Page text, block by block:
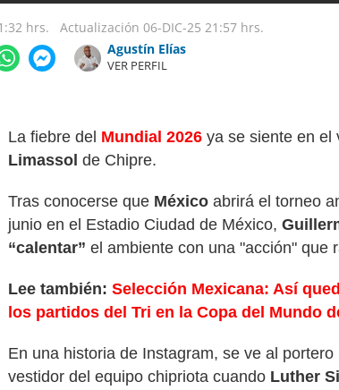
hrs. Actualización 06-DIC-25 21:57 hrs.
Agustín Elías
VER PERFIL
La fiebre del Mundial 2026 ya se siente en el
Limassol de Chipre.
Tras conocerse que México abrirá el torneo
junio en el Estadio Ciudad de México,
“calentar” el ambiente con una "acción" que
Lee también: Selección Mexicana: Así
los partidos del Tri en la Copa del Mundo
En una historia de Instagram, se ve al portero
vestidor del equipo chipriota cuando Luther